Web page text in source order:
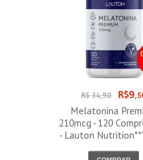
R$ 34,90 R$9
Melatonina
210mcg - 120
- Lauton